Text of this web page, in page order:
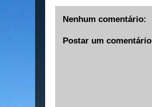
Nenhum comentário:
Postar um comentário